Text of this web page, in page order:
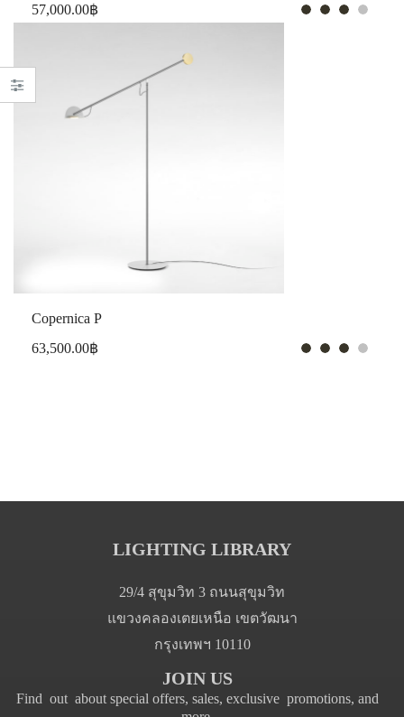
57,000.00฿
Copernica P
63,500.00฿
LIGHTING LIBRARY
29/4 สุขุมวิท 3 ถนนสุขุมวิท
แขวงคลองเตยเหนือ เขตวัฒนา
กรุงเทพฯ 10110
JOIN US
Find out about special offers, sales, exclusive promotions, and